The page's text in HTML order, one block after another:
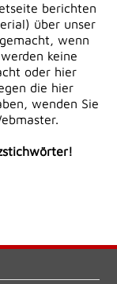
berichten
über unser
wenn
keine
oder hier
die hier
wenden Sie